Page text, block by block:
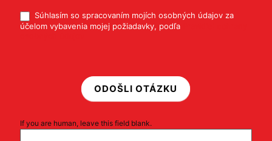
Súhlasím so spracovaním mojích osobných údajov za
účelom vybavenia mojej požiadavky, podľa
ODOŠLI OTÁZKU
If you are human, leave this field blank.